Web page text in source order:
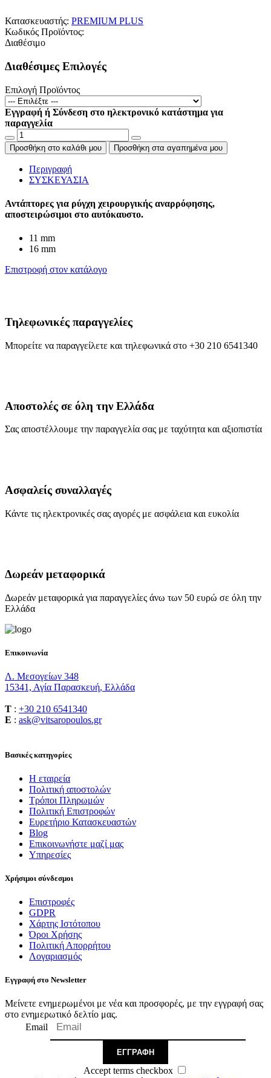
Κατασκευαστής: PREMIUM PLUS
Κωδικός Προϊόντος:
Διαθέσιμο
Διαθέσιμες Επιλογές
Επιλογή Προϊόντος
Εγγραφή ή Σύνδεση στο ηλεκτρονικό κατάστημα για
παραγγελία
Προσθήκη στο καλάθι μου Προσθήκη στα αγαπημένα μου
Περιγραφή
ΣΥΣΚΕΥΑΣΙΑ
Αντάπτορες για ρύγχη χειρουργικής αναρρόφησης,
αποστειρώσιμοι στο αυτόκαυστο.
11 mm
16 mm
Επιστροφή στον κατάλογο
Τηλεφωνικές παραγγελίες
Μπορείτε να παραγγείλετε και τηλεφωνικά στο +30 210 6541340
Αποστολές σε όλη την Ελλάδα
Σας αποστέλλουμε την παραγγελία σας με ταχύτητα και αξιοπιστία
Ασφαλείς συναλλαγές
Κάντε τις ηλεκτρονικές σας αγορές με ασφάλεια και ευκολία
Δωρεάν μεταφορικά
Δωρεάν μεταφορικά για παραγγελίες άνω των 50 ευρώ σε όλη την
Ελλάδα
Επικοινωνία
Λ. Μεσογείων 348
15341, Αγία Παρασκευή, Ελλάδα
T : +30 210 6541340
E : ask@vitsaropoulos.gr
Βασικές κατηγορίες
Η εταιρεία
Πολιτική αποστολών
Τρόποι Πληρωμών
Πολιτική Επιστροφών
Ευρετήριο Κατασκευαστών
Blog
Επικοινωνήστε μαζί μας
Υπηρεσίες
Χρήσιμοι σύνδεσμοι
Επιστροφές
GDPR
Χάρτης Ιστότοπου
Όροι Χρήσης
Πολιτική Απορρήτου
Λογαριασμός
Εγγραφή στο Newsletter
Μείνετε ενημερωμένοι με νέα και προσφορές, με την εγγραφή σας
στο ενημερωτικό δελτίο μας.
Email
ΕΓΓΡΑΦΉ
Accept terms checkbox